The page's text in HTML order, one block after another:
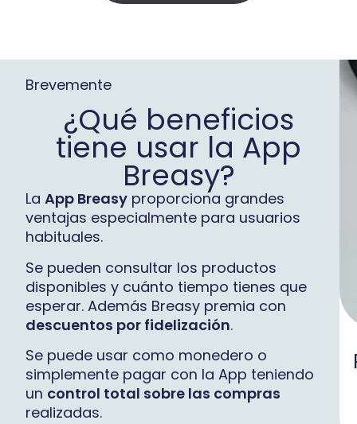
Brevemente
¿Qué beneficios
tiene usar la App
Breasy?
LaApp Breasy proporciona grandes
ventajas especialmente para usuarios
habituales.
Se pueden consultar los productos
disponibles y cuánto tiempo tienes que
esperar. Además Breasy premia con
descuentos por fidelización.
Se puede usar como monedero o
simplemente pagar con la App teniendo
un control total sobre las compras
realizadas.